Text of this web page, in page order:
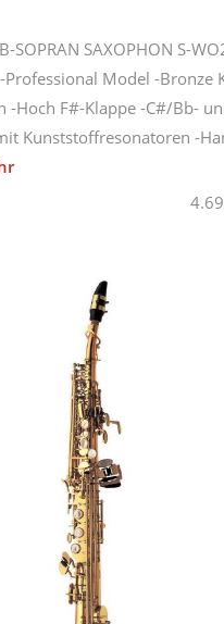
SOPRAN SAXOPHON S-
-Professional Model -Bronze
-Hoch F#-Klappe -C#/Bb-
Kunststoffresonatoren -